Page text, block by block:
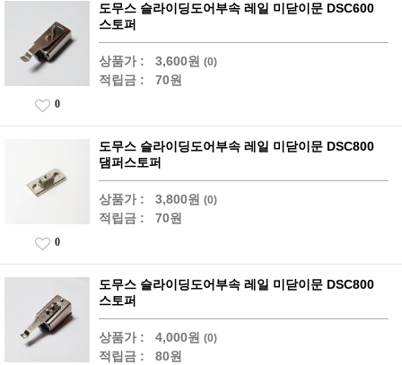
도무스 슬라이딩도어부속 레일 미닫이문 DSC600
스토퍼
상품가 : 3,600원 (0)
적립금 : 70원
0
도무스 슬라이딩도어부속 레일 미닫이문 DSC800
댐퍼스토퍼
상품가 : 3,800원 (0)
적립금 : 70원
0
도무스 슬라이딩도어부속 레일 미닫이문 DSC800
스토퍼
상품가 : 4,000원 (0)
적립금 : 80원